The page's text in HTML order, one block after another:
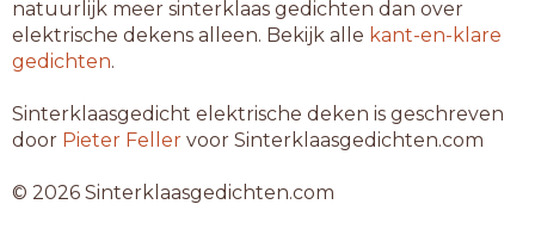
natuurlijk meer sinterklaas gedichten dan over
elektrische dekens alleen. Bekijk alle kant-en-klare
gedichten.
Sinterklaasgedicht elektrische deken is geschreven
door Pieter Feller voor Sinterklaasgedichten.com
© 2026 Sinterklaasgedichten.com